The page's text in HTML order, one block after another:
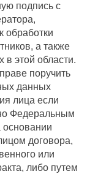
подпись с
обработки
а также
в этой области.
поручить
данных
лица если
Федеральным
договора,
или
либо путем